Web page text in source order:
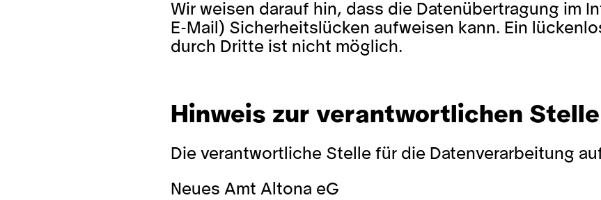
Wir weisen darauf hin, dass die Datenübertragung im
E-Mail) Sicherheitslücken aufweisen kann. Ein
durch Dritte ist nicht möglich.
Hinweis zur verantwortlichen Stelle
Die verantwortliche Stelle für die Datenverarbeitung
Neues Amt Altona eG